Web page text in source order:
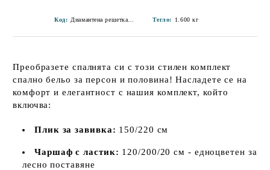
Код: Тегло: 1.600 кг
Преобразете спалнята си с този стилен комплект
спално бельо за персон и половина! Насладете се на
комфорт и елегантност с нашия комплект, който
включва:
Плик за завивка: 150/220 см
Чаршаф с ластик: 120/200/20 см - едноцветен за
лесно поставяне